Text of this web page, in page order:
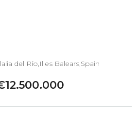
del Río,Illes Balears,Spain